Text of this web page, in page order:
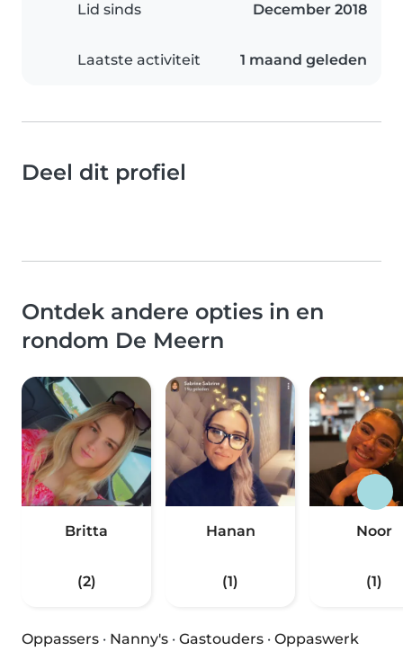
Lid sinds December 2018
Laatste activiteit 1 maand geleden
Deel dit profiel
Ontdek andere opties in en
rondom De Meern
Britta
(2)
Hanan
(1)
Noor
(1)
Oppassers · Nanny's · Gastouders · Oppaswerk